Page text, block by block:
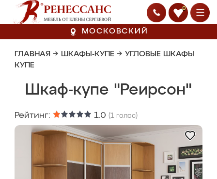
0
МОСКОВСКИЙ
ГЛАВНАЯ → ШКАФЫ-КУПЕ → УГЛОВЫЕ ШКАФЫ
КУПЕ
Шкаф-купе "Реирсон"
Рейтинг: 1.0 (1 голос)